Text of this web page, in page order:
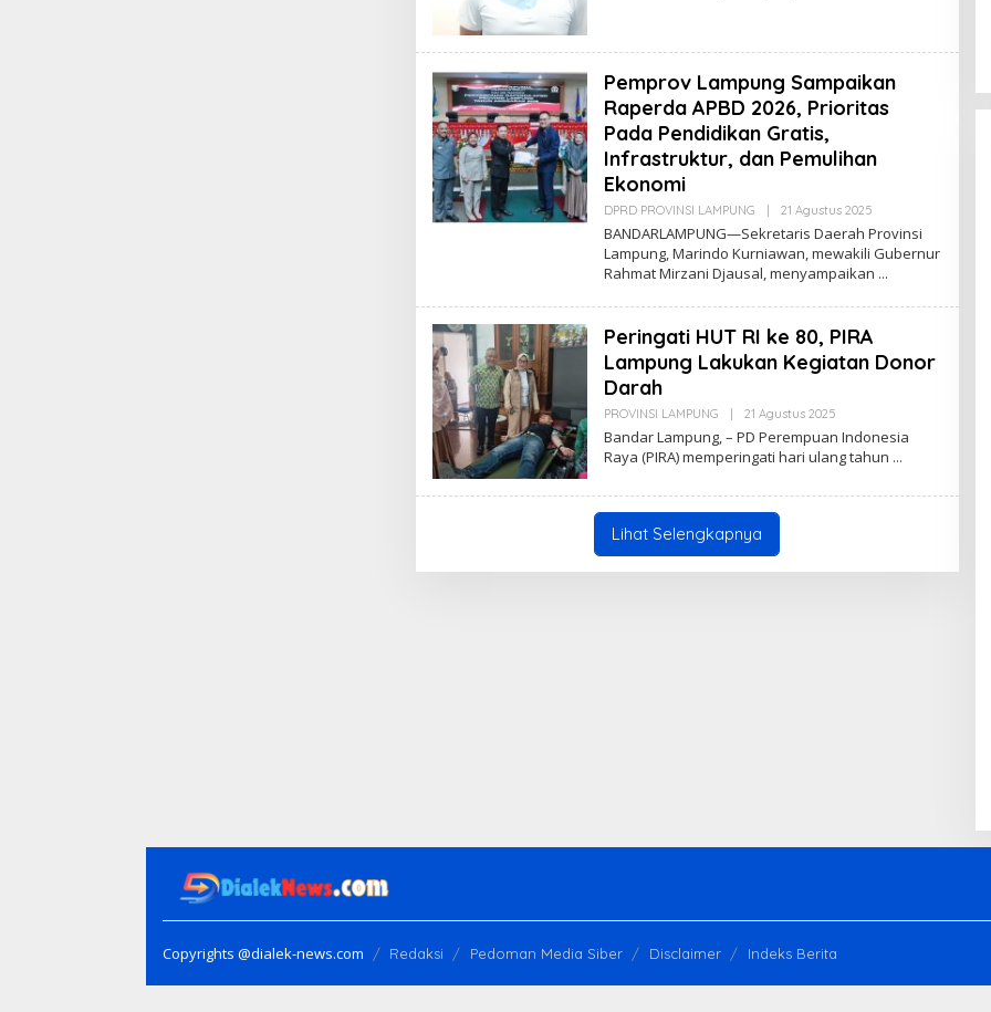
A
S
Pemprov Lampung Sampaikan
Raperda APBD 2026, Prioritas
Pada Pendidikan Gratis,
Infrastruktur, dan Pemulihan
Ekonomi
DPRD PROVINSI LAMPUNG | 21 Agustus 2025
L
E
H
R
D
S
BANDARLAMPUNG—Sekretaris Daerah Provinsi
Lampung, Marindo Kurniawan, mewakili Gubernur
Rahmat Mirzani Djausal, menyampaikan
Peringati HUT RI ke 80, PIRA
Lampung Lakukan Kegiatan Donor
Darah
PROVINSI LAMPUNG | 21 Agustus 2025
E
H
I
Bandar Lampung, – PD Perempuan Indonesia
Raya (PIRA) memperingati hari ulang tahun
Lihat Selengkapnya
Copyrights @dialek-news.com Redaksi Pedoman Media Siber Disclaimer Indeks Berita